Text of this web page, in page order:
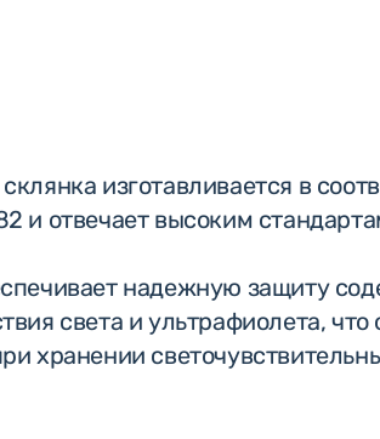
изготавливается в
и отвечает высоким
надежную защиту
света и ультрафиолета, что
хранении